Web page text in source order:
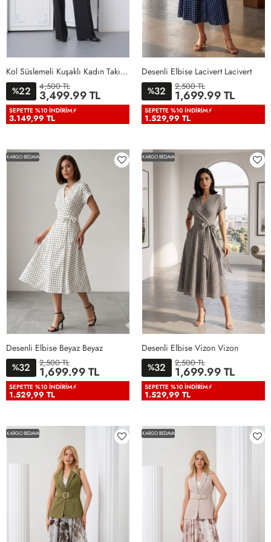
36 38 40 42 44
48
50
Kol Süslemeli Kuşaklı Kadın Takım Elbise Siyah Siyah
%22 4,500 TL
3,499.99 TL
SEPETTE %10 İNDIRIM⚡
3.149,99 TL
38 40 42 44 46
Desenli Elbise Lacivert Lacivert
%32 2,500 TL
1,699.99 TL
SEPETTE %10 İNDIRIM⚡
1.529,99 TL
KARGO BEDAVA
38 40 42 44 46
Desenli Elbise Beyaz Beyaz
%32 2,500 TL
1,699.99 TL
SEPETTE %10 İNDIRIM⚡
1.529,99 TL
KARGO BEDAVA
38 40 42 44 46
Desenli Elbise Vizon Vizon
%32 2,500 TL
1,699.99 TL
SEPETTE %10 İNDIRIM⚡
1.529,99 TL
KARGO BEDAVA KARGO BEDAVA